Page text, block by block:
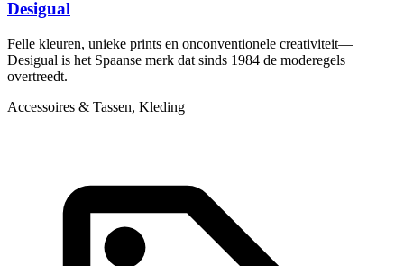
Desigual
Felle kleuren, unieke prints en onconventionele creativiteit—
Desigual is het Spaanse merk dat sinds 1984 de moderegels
overtreedt.
Accessoires & Tassen, Kleding